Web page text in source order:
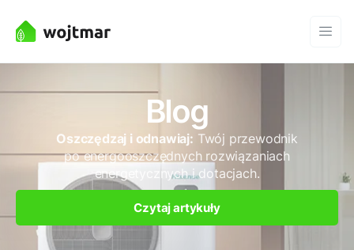
Blog
Oszczędzaj i odnawiaj: Twój przewodnik
po energooszczędnych rozwiązaniach
energetycznych i dotacjach.
Czytaj artykuły